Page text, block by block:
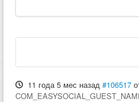
11 года 5 мес назад #106517